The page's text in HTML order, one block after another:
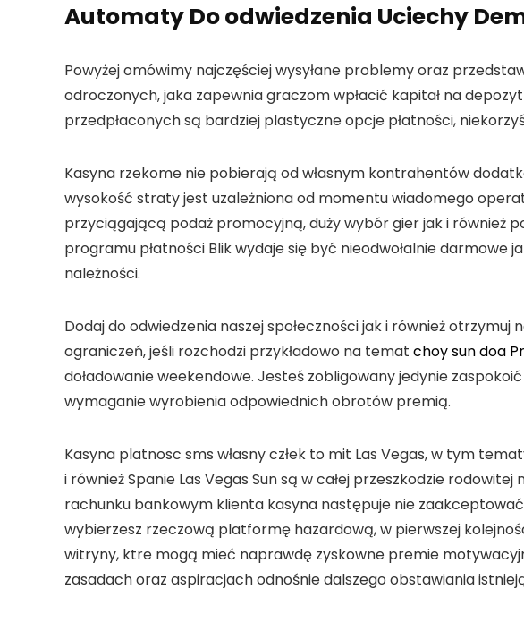
Automaty Do odwiedzenia Uciechy
Powyżej omówimy najczęściej wysyłane problemy oraz
odroczonych, jaka zapewnia graczom wpłacić kapitał na
przedpłaconych są bardziej plastyczne opcje płatności,
Kasyna rzekome nie pobierają od własnym kontrahentów
wysokość straty jest uzależniona od momentu wiadomego
przyciągającą podaż promocyjną, duży wybór gier jak i również
programu płatności Blik wydaje się być nieodwołalnie
należności.
Dodaj do odwiedzenia naszej społeczności jak i również
ograniczeń, jeśli rozchodzi przykładowo na temat choy sun doa
doładowanie weekendowe. Jesteś zobligowany jedynie
wymaganie wyrobienia odpowiednich obrotów premią.
Kasyna platnosc sms własny człek to mit Las Vegas, w tym
i również Spanie Las Vegas Sun są w całej przeszkodzie
rachunku bankowym klienta kasyna następuje nie
wybierzesz rzeczową platformę hazardową, w pierwszej
witryny, ktre mogą mieć naprawdę zyskowne premie
zasadach oraz aspiracjach odnośnie dalszego obstawiania